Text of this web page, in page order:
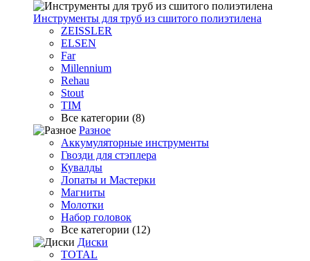
Инструменты для труб из сшитого полиэтилена
ZEISSLER
ELSEN
Far
Millennium
Rehau
Stout
TIM
Все категории (8)
Разное
Аккумуляторные инструменты
Гвозди для стэплера
Кувалды
Лопаты и Мастерки
Магниты
Молотки
Набор головок
Все категории (12)
Диски
TOTAL